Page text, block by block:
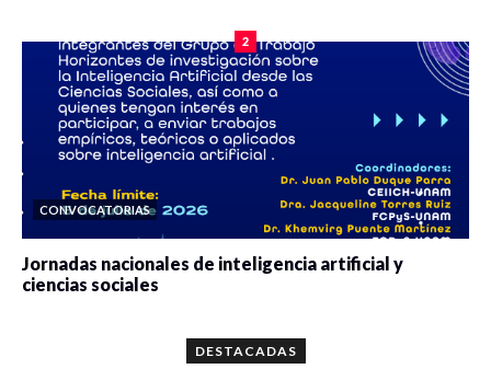
2
CONVOCATORIAS
Jornadas nacionales de inteligencia artificial y
ciencias sociales
DESTACADAS